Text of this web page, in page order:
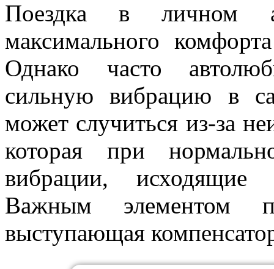
Поездка в личном
максимального
Однако часто
сильную вибрацию в
может случиться из-за
которая при
вибрации, исходящие
Важным элементом
выступающая